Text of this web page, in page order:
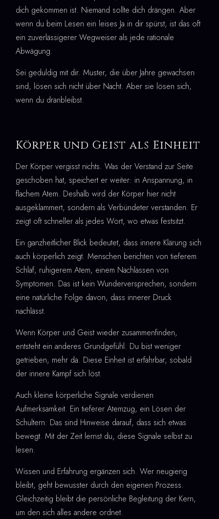
dich gekommen ist. Niemand sollte dich drängen. Aber
wenn du beim Lesen ein leises Ja in dir spürst, ist das oft
ein zuverlässigerer Wegweiser als jede rationale
Abwägung.
Sei geduldig mit dir. Muster, die über Jahre gewachsen
sind, lösen sich nicht über Nacht. Aber sie lösen sich,
wenn du dranbleibst.
Körper und Geist als Einheit
Der Körper vergisst nichts. Was der Verstand zur Seite
geschoben hat, speichert er weiter: in Anspannung, in
flachem Atem. Deshalb wird der Körper hier nicht
ausgeklammert, sondern als Verbündeter verstanden. Er
zeigt oft schneller als jedes Wort, wo etwas festsitzt.
Ein ganzheitlicher Blick bedeutet, dass innere Klärung sich
auch körperlich zeigt. Menschen berichten von tieferem
Schlaf, ruhigerem Atem, einem Nachlassen von
Symptomen. Das ist kein Wunderversprechen, sondern
eine natürliche Folge davon, dass innerer Druck
nachlässt.
Wenn Körper und Geist wieder zusammenfinden,
entsteht ein anderes Grundgefühl. Du bist weniger
getrieben, mehr da. Diese Einheit ist erfahrbar, sobald
der innere Kampf sich löst.
Auch kleine körperliche Signale verdienen
Aufmerksamkeit. Ein tieferer Atemzug, ein Lösen der
Schultern: Das sind Hinweise darauf, dass sich etwas
bewegt. Mit der Zeit lernst du, diese Signale selbst zu
lesen.
Wissen und Erfahrung ergänzen sich. Wer neugierig
bleibt, geht bewusster durch den eigenen Prozess.
Gleichzeitig bleibt die persönliche Begleitung der Kern,
um den sich alles andere ordnet.